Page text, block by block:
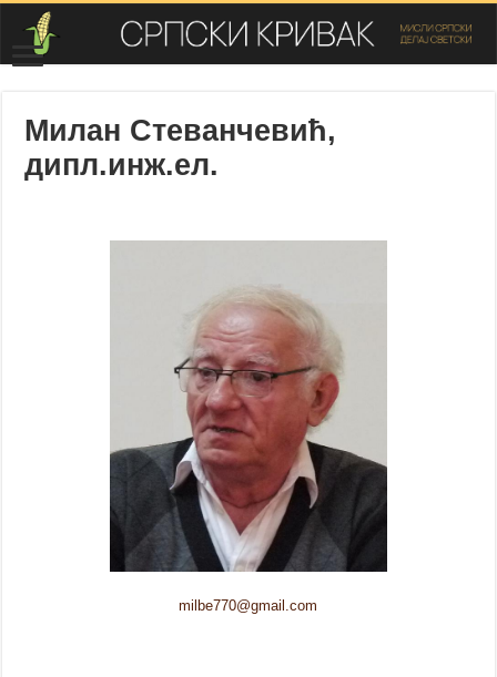
Милан Стеванчевић,
дипл.инж.ел.
milbe770@gmail.com